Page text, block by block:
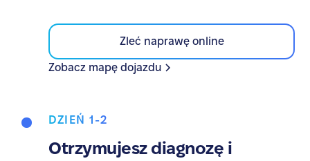
Zleć naprawę online
Zobacz mapę dojazdu
DZIEŃ 1-2
Otrzymujesz diagnozę i